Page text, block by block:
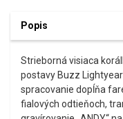
Popis
Strieborná visiaca
postavy Buzz
spracovanie dopĺňa
fialových odtieňoch,